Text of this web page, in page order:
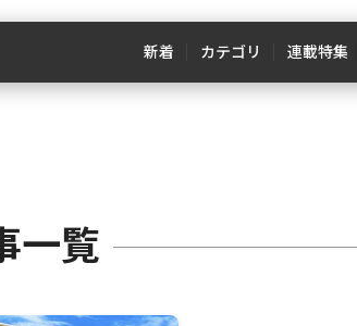
新着 カテゴリ 連載特集
一覧